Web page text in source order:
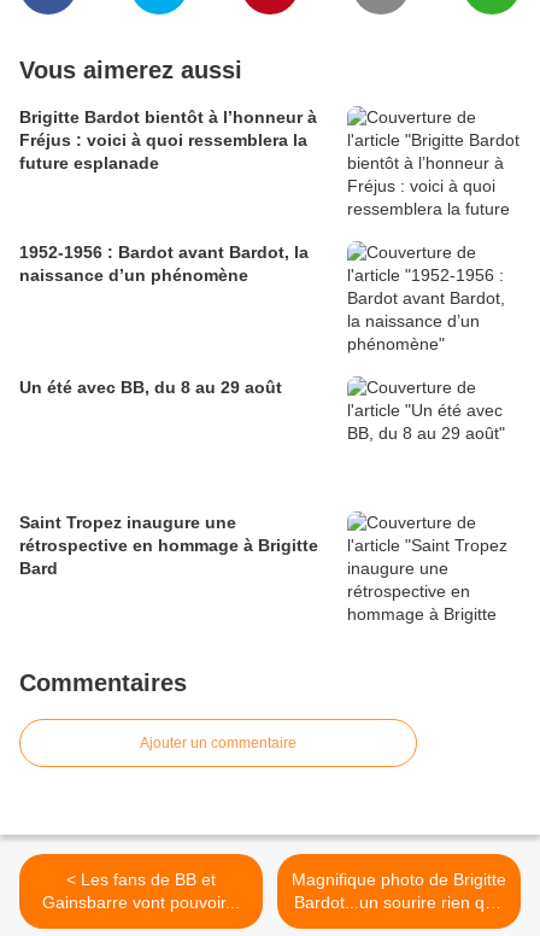
Vous aimerez aussi
Brigitte Bardot bientôt à l’honneur à
Fréjus : voici à quoi ressemblera la
future esplanade
1952-1956 : Bardot avant Bardot, la
naissance d’un phénomène
Un été avec BB, du 8 au 29 août
Saint Tropez inaugure une
rétrospective en hommage à Brigitte
Bard
Commentaires
Ajouter un commentaire
< Les fans de BB et
Gainsbarre vont pouvoir...
Magnifique photo de Brigitte
Bardot...un sourire rien que
pour moi >